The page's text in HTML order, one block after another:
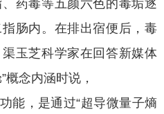
药毒等五颜六色的毒垢逐
肠内。在排出宿便后，毒
玉芝科学家在回答新媒体
概念内涵时说，
能，是通过“超导微量子熵